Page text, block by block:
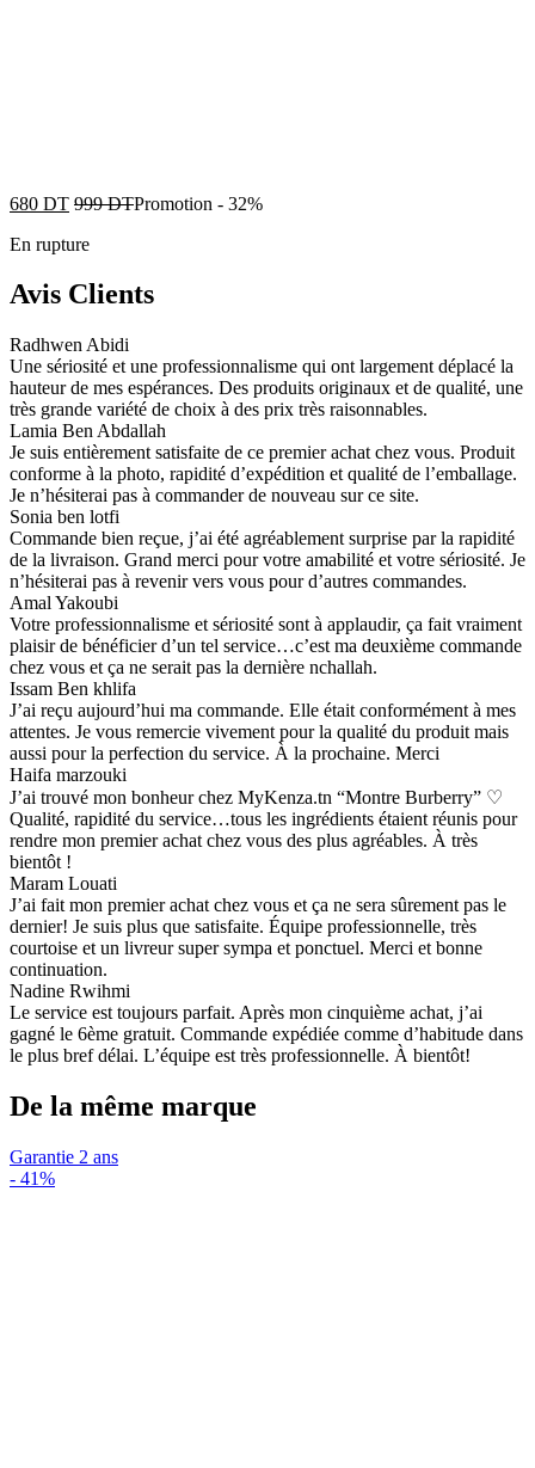
680 DT 999DTPromotion - 32%
En rupture
Avis Clients
Radhwen Abidi
Une sériosité et une professionnalisme qui ont largement déplacé la
hauteur de mes espérances. Des produits originaux et de qualité, une
très grande variété de choix à des prix très raisonnables.
Lamia Ben Abdallah
Je suis entièrement satisfaite de ce premier achat chez vous. Produit
conforme à la photo, rapidité d’expédition et qualité de l’emballage.
Je n’hésiterai pas à commander de nouveau sur ce site.
Sonia ben lotfi
Commande bien reçue, j’ai été agréablement surprise par la rapidité
de la livraison. Grand merci pour votre amabilité et votre sériosité. Je
n’hésiterai pas à revenir vers vous pour d’autres commandes.
Amal Yakoubi
Votre professionnalisme et sériosité sont à applaudir, ça fait vraiment
plaisir de bénéficier d’un tel service…c’est ma deuxième commande
chez vous et ça ne serait pas la dernière nchallah.
Issam Ben khlifa
J’ai reçu aujourd’hui ma commande. Elle était conformément à mes
attentes. Je vous remercie vivement pour la qualité du produit mais
aussi pour la perfection du service. À la prochaine. Merci
Haifa marzouki
J’ai trouvé mon bonheur chez MyKenza.tn “Montre Burberry” ♡
Qualité, rapidité du service…tous les ingrédients étaient réunis pour
rendre mon premier achat chez vous des plus agréables. À très
bientôt !
Maram Louati
J’ai fait mon premier achat chez vous et ça ne sera sûrement pas le
dernier! Je suis plus que satisfaite. Équipe professionnelle, très
courtoise et un livreur super sympa et ponctuel. Merci et bonne
continuation.
Nadine Rwihmi
Le service est toujours parfait. Après mon cinquième achat, j’ai
gagné le 6ème gratuit. Commande expédiée comme d’habitude dans
le plus bref délai. L’équipe est très professionnelle. À bientôt!
De la même marque
Garantie 2 ans
- 41%